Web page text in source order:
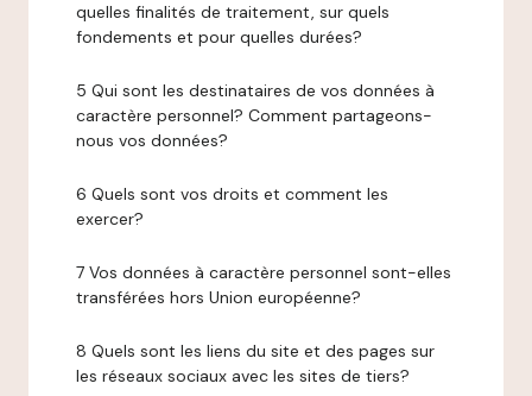
quelles finalités de traitement, sur quels
fondements et pour quelles durées?
5 Qui sont les destinataires de vos données à
caractère personnel? Comment partageons-
nous vos données?
6 Quels sont vos droits et comment les
exercer?
7 Vos données à caractère personnel sont-elles
transférées hors Union européenne?
8 Quels sont les liens du site et des pages sur
les réseaux sociaux avec les sites de tiers?